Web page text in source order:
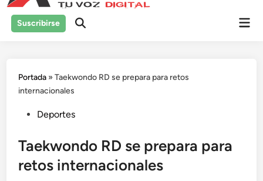
Suscribirse
Portada »Taekwondo RD se prepara para retos
internacionales
Publicado
Deportes
Taekwondo RD se prepara para
retos internacionales